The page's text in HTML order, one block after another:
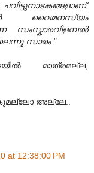
ചവിട്ടുനാടകങ്ങളാണ്.
വൈമനസ്യം
സംസ്കാരവിളമ്പൽ
സാരം."
മാത്രമല്ല,
അല്ലേ..
at 12:38:00 PM